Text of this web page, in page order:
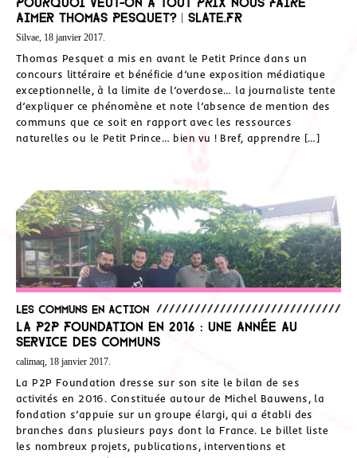
aimer Thomas Pesquet? | Slate.fr
Silvae, 18 janvier 2017.
Thomas Pesquet a mis en avant le Petit Prince dans un
concours littéraire et bénéficie d’une exposition médiatique
exceptionnelle, à la limite de l’overdose… la journaliste tente
d’expliquer ce phénomène et note l’absence de mention des
communs que ce soit en rapport avec les ressources
naturelles ou le Petit Prince… bien vu ! Bref, apprendre […]
Les communs en action
La P2P Foundation en 2016 : une année au
service des Communs
calimaq, 18 janvier 2017.
La P2P Foundation dresse sur son site le bilan de ses
activités en 2016. Constituée autour de Michel Bauwens, la
fondation s’appuie sur un groupe élargi, qui a établi des
branches dans plusieurs pays dont la France. Le billet liste
les nombreux projets, publications, interventions et